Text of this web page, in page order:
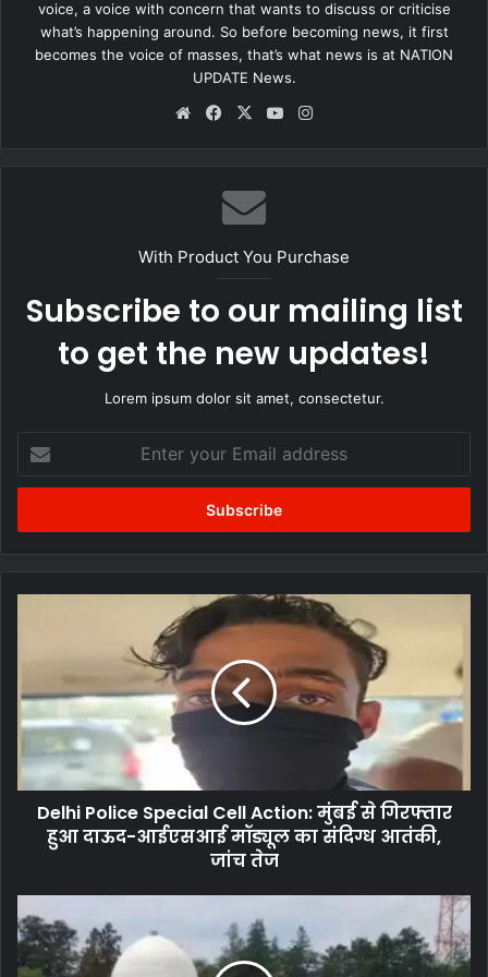
रायगढ़ जिले में हुए इस दर्दनाक हादसे ने एक बार फिर भारी वाहनों की सुरक्षा और
सड़क सुरक्षा नियमों को लेकर सवाल खड़े कर दिए हैं।
voice, a voice with concern that wants to discuss or criticise
what’s happening around. So before becoming news, it first
becomes the voice of masses, that’s what news is at NATION
UPDATE News.
WebsiteFacebook
X YouTube
With Product You Purchase
Subscribe to our mailing list
to get the new updates!
Lorem ipsum dolor sit amet, consectetur.
your
Email
Action:
मुंबई
गिरफ्तार
हुआ
दाऊद-
आईएसआई
मॉड्यूल
आतंकी,
जांच
तेज
Delhi Police Special Cell Action: मुंबई से गिरफ्तार
हुआ दाऊद-आईएसआई मॉड्यूल का संदिग्ध आतंकी,
जांच तेज
Mosque
Controversy: